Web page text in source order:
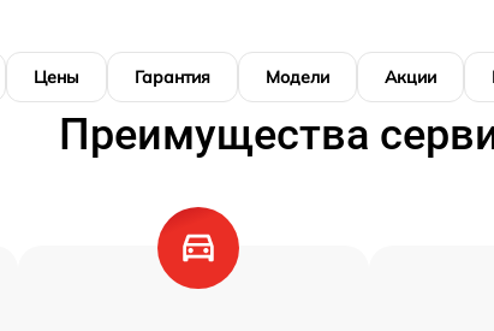
Цены Гарантия Модели Акции
Преимущества